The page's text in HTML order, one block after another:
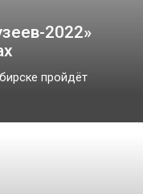
2022»
пройдёт